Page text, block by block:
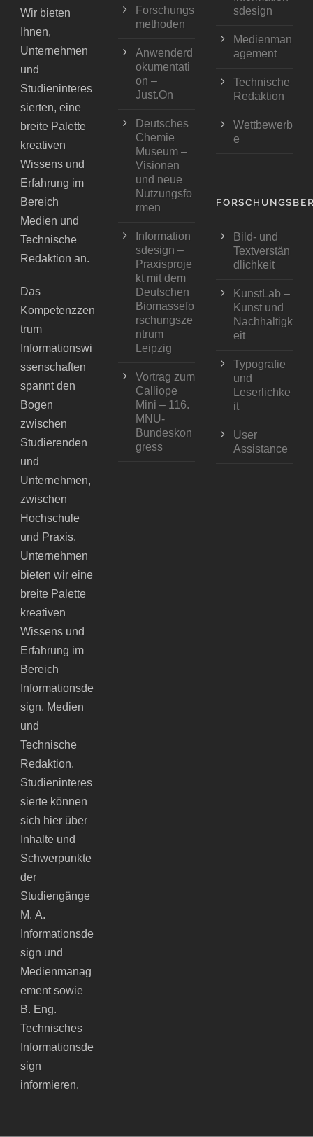
Wir bieten
Ihnen,
Unternehmen
und
Studieninteres
sierten, eine
breite Palette
kreativen
Wissens und
Erfahrung im
Bereich
Medien und
Technische
Redaktion an.
Das
Kompetenzzen
trum
Informationswi
ssenschaften
spannt den
Bogen
zwischen
Studierenden
und
Unternehmen,
zwischen
Hochschule
und Praxis.
Unternehmen
bieten wir eine
breite Palette
kreativen
Wissens und
Erfahrung im
Bereich
Informationsde
sign, Medien
und
Technische
Redaktion.
Studieninteres
sierte können
sich hier über
Inhalte und
Schwerpunkte
der
Studiengänge
M. A.
Informationsde
sign und
Medienmanag
ement sowie
B. Eng.
Technisches
Informationsde
sign
informieren.
Forschungs
methoden
Anwenderd
okumentati
on –
Just.On
Deutsches
Chemie
Museum –
Visionen
und neue
Nutzungsfo
rmen
Information
sdesign –
Praxisproje
kt mit dem
Deutschen
Biomassefo
rschungsze
ntrum
Leipzig
Vortrag zum
Calliope
Mini – 116.
MNU-
Bundeskon
gress
sdesign
Medienman
agement
Technische
Redaktion
Wettbewerb
e
Bild- und
Textverstän
dlichkeit
KunstLab –
Kunst und
Nachhaltigk
eit
Typografie
und
Leserlichke
it
User
Assistance